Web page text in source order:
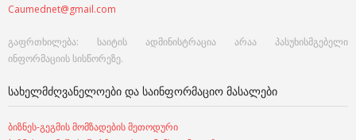
Caumednet@gmail.com
გაფრთხილება: საიტის ადმინისტრაცია არაა პასუხისმგებელი
ინფორმაციის სისწორეზე.
ᲡᲐᲮᲔᲚᲛᲫᲦᲕᲐᲜᲔᲚᲝᲔᲑᲘ ᲓᲐ ᲡᲐᲘᲜᲤᲝᲠᲛᲐᲪᲘᲝ ᲛᲐᲡᲐᲚᲔᲑᲘ
ბიზნეს-გეგმის მომზადების მეთოდური